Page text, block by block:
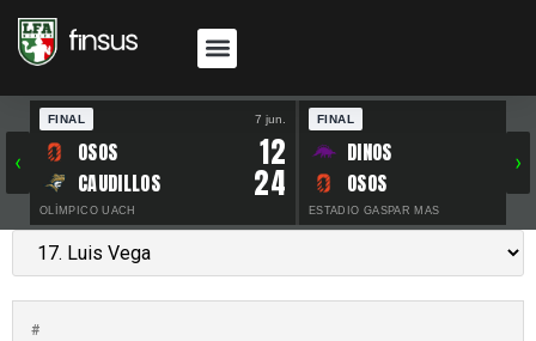
‹
FINAL 7 jun.
OSOS 12
CAUDILLOS 24
OLÍMPICO UACH
FINAL
DINOS
OSOS
ESTADIO GASPAR MAS
›
#